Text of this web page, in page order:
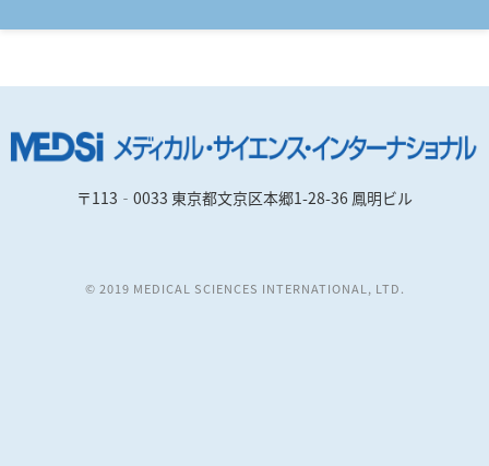
〒113‐0033 東京都文京区本郷1-28-36 鳳明ビル
© 2019 MEDICAL SCIENCES INTERNATIONAL, LTD.